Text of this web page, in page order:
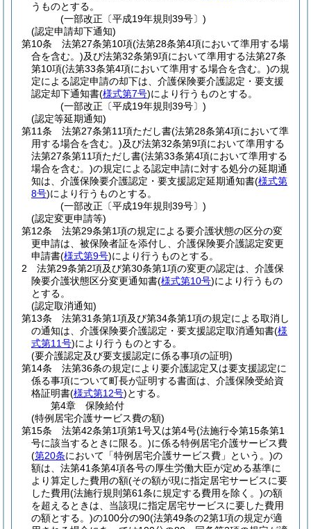
うものとする。
(一部改正〔平成19年規則39号〕)
(認定申請却下通知)
第10条
法第27条第10項(法第28条第4項において準用する場
合を含む。)及び法第32条第9項において準用する法第27条
第10項(法第33条第4項において準用する場合を含む。)の規
定による認定申請の却下は、介護保険要介護認定・要支援
認定却下通知書(様式第7号)により行うものとする。
(一部改正〔平成19年規則39号〕)
(認定等延期通知)
第11条
法第27条第11項ただし書(法第28条第4項において準
用する場合を含む。)及び法第32条第9項において準用する
法第27条第11項ただし書(法第33条第4項において準用する
場合を含む。)の規定による認定申請に対する処分の延期通
知は、介護保険要介護認定・要支援認定延期通知書(様式第
8号)により行うものとする。
(一部改正〔平成19年規則39号〕)
(認定変更申請等)
第12条
法第29条第1項の規定による要介護状態の区分の変
更申請は、被保険者証を添付し、介護保険要介護認定変更
申請書(様式第9号)により行うものとする。
2
法第29条第2項及び第30条第1項の変更の認定は、介護保
険要介護状態区分変更通知書(様式第10号)により行うもの
とする。
(認定取消通知)
第13条
法第31条第1項及び第34条第1項の規定による取消し
の通知は、介護保険要介護認定・要支援認定取消通知書(様
式第11号)により行うものとする。
(要介護認定及び要支援認定に係る事項の証明)
第14条
法第36条の規定により要介護認定又は要支援認定に
係る事項について町長が証明する書面は、介護保険受給資
格証明書(様式第12号)とする。
第4章
保険給付
(特例居宅介護サービス費の額)
第15条
法第42条第1項第1号又は第4号(法施行令第15条第1
号に該当するときに限る。)に係る特例居宅介護サービス費
(第20条において「特例居宅介護サービス費」という。)の
額は、法第41条第4項各号の厚生労働大臣が定める基準に
より算定した費用の額(その額が現に指定居宅サービスに要
した費用(法施行規則第61条に規定する費用を除く。)の額
を超えるときは、当該現に指定居宅サービスに要した費用
の額とする。)の100分の90(法第49条の2第1項の規定が適